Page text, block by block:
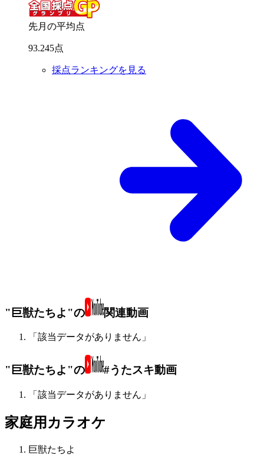
先月の平均点
93.245点
採点ランキングを見る
"巨獣たちよ"の 関連動画
「該当データがありません」
"巨獣たちよ"の #うたスキ動画
「該当データがありません」
家庭用カラオケ
巨獣たちよ